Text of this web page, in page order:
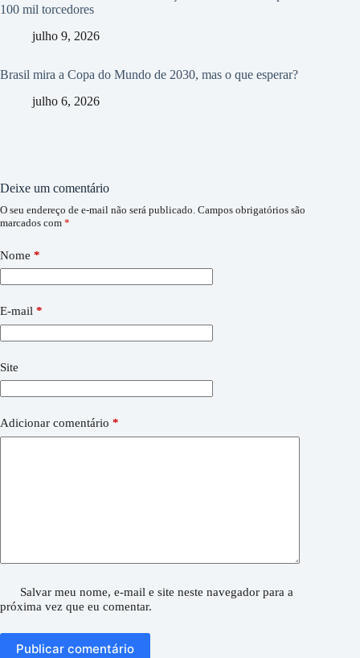
100 mil torcedores
julho 9, 2026
Brasil mira a Copa do Mundo de 2030, mas o que esperar?
julho 6, 2026
Deixe um comentário
O seu endereço de e-mail não será publicado. Campos obrigatórios são
marcados com *
Nome *
E-mail *
Site
Adicionar comentário *
Salvar meu nome, e-mail e site neste navegador para a
próxima vez que eu comentar.
Publicar comentário